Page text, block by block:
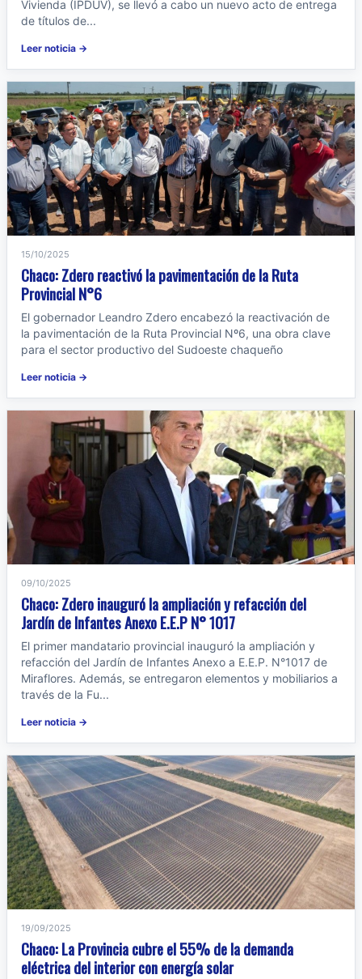
Vivienda (IPDUV), se llevó a cabo un nuevo acto de entrega
de títulos de...
Leer noticia →
15/10/2025
Chaco: Zdero reactivó la pavimentación de la Ruta
Provincial N°6
El gobernador Leandro Zdero encabezó la reactivación de
la pavimentación de la Ruta Provincial Nº6, una obra clave
para el sector productivo del Sudoeste chaqueño
Leer noticia →
09/10/2025
Chaco: Zdero inauguró la ampliación y refacción del
Jardín de Infantes Anexo E.E.P N° 1017
El primer mandatario provincial inauguró la ampliación y
refacción del Jardín de Infantes Anexo a E.E.P. N°1017 de
Miraflores. Además, se entregaron elementos y mobiliarios a
través de la Fu...
Leer noticia →
19/09/2025
Chaco: La Provincia cubre el 55% de la demanda
eléctrica del interior con energía solar